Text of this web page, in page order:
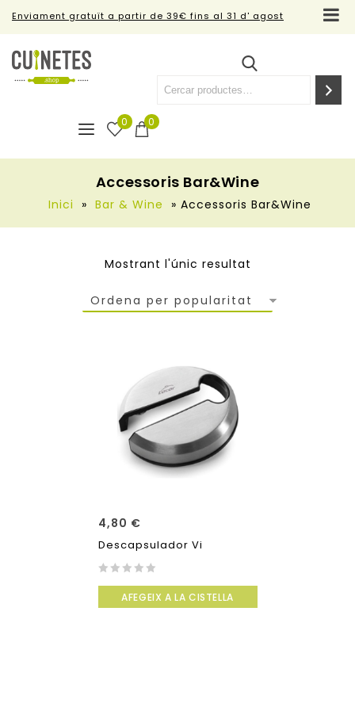
Enviament gratuït a partir de 39€ fins al 31 d' agost
0
0
Accessoris Bar&Wine
Inici » Bar & Wine » Accessoris Bar&Wine
Mostrant l'únic resultat
Ordena per popularitat
4,80 €
Descapsulador Vi
of
AFEGEIX A LA CISTELLA